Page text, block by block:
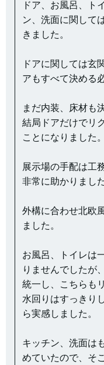
ドア、お風呂、ト
ン、洗面に関して
きました。
ドアに関しては玄
アもすべて決める
まだ内装、床材も
結局ドアだけでリ
ことになりました。
展示場の手配は工
非常に助かりました
外構に合わせ北欧
ました。
お風呂、トイレは
りませんでしたが
統一し、こちらも
水回りはすっきり
ら実感しました。
キッチン、洗面は
めていたので、そ